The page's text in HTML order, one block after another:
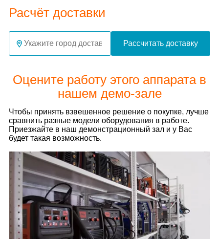
Расчёт доставки
Рассчитать доставку
Оцените работу этого аппарата в
нашем демо-зале
Чтобы принять взвешенное решение о покупке, лучше
сравнить разные модели оборудования в работе.
Приезжайте в наш демонстрационный зал и у Вас
будет такая возможность.